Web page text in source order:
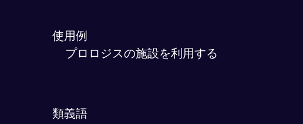
使用例
プロロジスの施設を利用する
類義語